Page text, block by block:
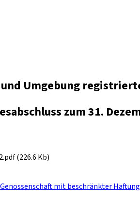
Umgebung
zum 31.
(226.6 Kb)
mit beschränkter